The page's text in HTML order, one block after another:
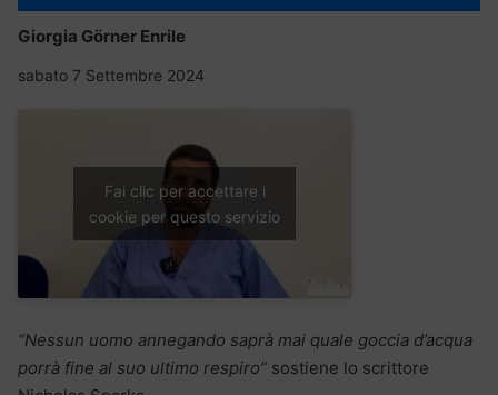
Giorgia Görner Enrile
sabato 7 Settembre 2024
Fai clic per accettare i
cookie per questo servizio
“Nessun uomo annegando saprà mai quale goccia d’acqua
porrà fine al suo ultimo respiro” sostiene lo scrittore